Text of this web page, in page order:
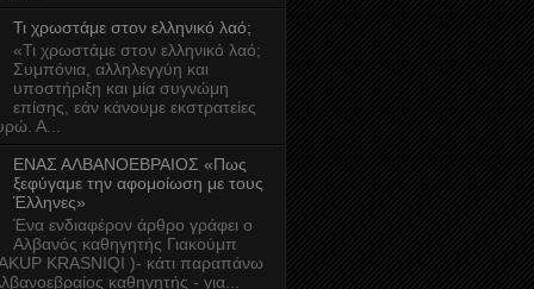
Τι χρωστάμε στον ελληνικό λαό;
«Τι χρωστάμε στον ελληνικό λαό;
Συμπόνια, αλληλεγγύη και
υποστήριξη και μία συγνώμη
επίσης, εάν κάνουμε εκστρατείες
Α...
ΕΝΑΣ ΑΛΒΑΝΟΕΒΡΑΙΟΣ «Πως
ξεφύγαμε την αφομοίωση με τους
Έλληνες»
Ένα ενδιαφέρον άρθρο γράφει ο
Αλβανός καθηγητής Γιακούμπ
KRASNIQI )- κάτι παραπάνω
καθηγητής - για...